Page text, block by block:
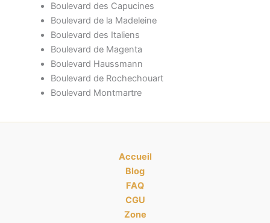
Boulevard des Capucines
Boulevard de la Madeleine
Boulevard des Italiens
Boulevard de Magenta
Boulevard Haussmann
Boulevard de Rochechouart
Boulevard Montmartre
Accueil
Blog
FAQ
CGU
Zone